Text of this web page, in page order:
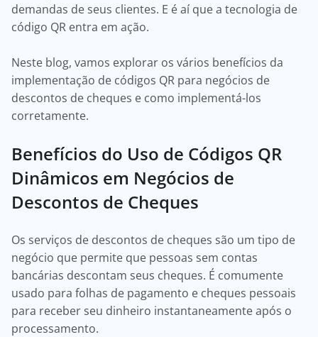
demandas de seus clientes. E é aí que a tecnologia de
código QR entra em ação.
Neste blog, vamos explorar os vários benefícios da
implementação de códigos QR para negócios de
descontos de cheques e como implementá-los
corretamente.
Benefícios do Uso de Códigos QR
Dinâmicos em Negócios de
Descontos de Cheques
Os serviços de descontos de cheques são um tipo de
negócio que permite que pessoas sem contas
bancárias descontam seus cheques. É comumente
usado para folhas de pagamento e cheques pessoais
para receber seu dinheiro instantaneamente após o
processamento.